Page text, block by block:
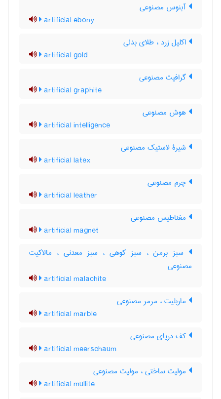
آبنوس مصنوعی
artificial ebony
اکلیل زرد ، طلای بدلی
artificial gold
گرافیت مصنوعی
artificial graphite
هوش مصنوعی
artificial intelligence
شیرۀ لاستیک مصنوعی
artificial latex
چرم مصنوعی
artificial leather
مغناطیس مصنوعی
artificial magnet
سبز برمن ، سبز کوهی ، سبز معدنی ، مالاکیت
مصنوعی
artificial malachite
ماربلیت ، مرمر مصنوعی
artificial marble
کف دریای مصنوعی
artificial meerschaum
مولیت ساختی ، مولیت مصنوعی
artificial mullite